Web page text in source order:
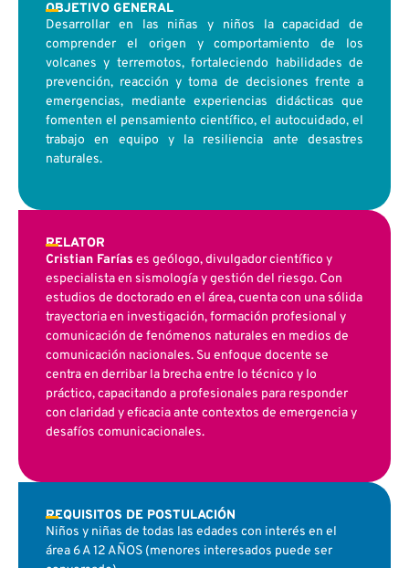
OBJETIVO GENERAL
Desarrollar en las niñas y niños la capacidad de
comprender el origen y comportamiento de los
volcanes y terremotos, fortaleciendo habilidades de
prevención, reacción y toma de decisiones frente a
emergencias, mediante experiencias didácticas que
fomenten el pensamiento científico, el autocuidado, el
trabajo en equipo y la resiliencia ante desastres
naturales.
RELATOR
Cristian Farías es geólogo, divulgador científico y
especialista en sismología y gestión del riesgo. Con
estudios de doctorado en el área, cuenta con una sólida
trayectoria en investigación, formación profesional y
comunicación de fenómenos naturales en medios de
comunicación nacionales. Su enfoque docente se
centra en derribar la brecha entre lo técnico y lo
práctico, capacitando a profesionales para responder
con claridad y eficacia ante contextos de emergencia y
desafíos comunicacionales.
REQUISITOS DE POSTULACIÓN
Niños y niñas de todas las edades con interés en el
área 6 A 12 AÑOS (menores interesados puede ser